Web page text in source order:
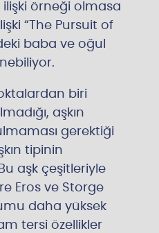
örneği olmasa
“The Pursuit of
baba ve oğul
biri
aşkın
gerektiği
tipinin
aşk çeşitleriyle
Eros ve Storge
daha yüksek
tersi özellikler